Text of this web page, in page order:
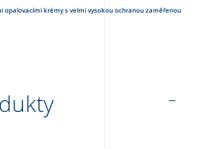
opalovacími krémy s velmi vysokou ochranou zaměřenou